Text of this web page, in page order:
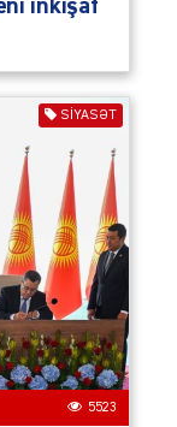
inkişaf
SIYASƏT
5523